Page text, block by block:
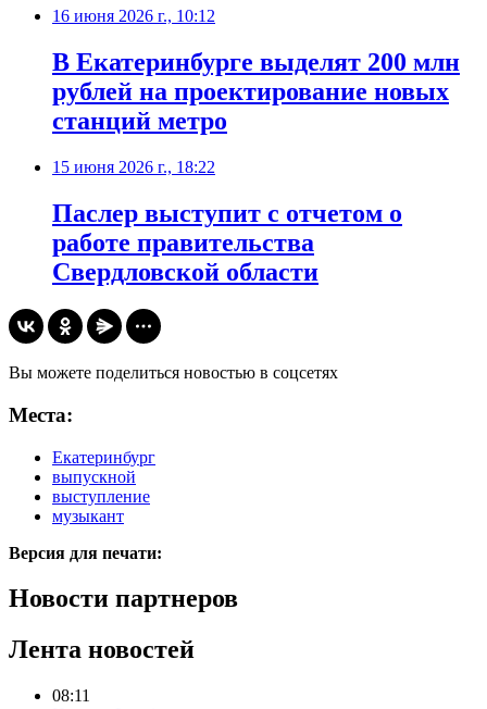
16 июня 2026 г., 10:12
В Екатеринбурге выделят 200 млн
рублей на проектирование новых
станций метро
15 июня 2026 г., 18:22
Паслер выступит с отчетом о
работе правительства
Свердловской области
Вы можете поделиться новостью в соцсетях
Места:
Екатеринбург
выпускной
выступление
музыкант
Версия для печати:
Новости партнеров
Лента новостей
08:11